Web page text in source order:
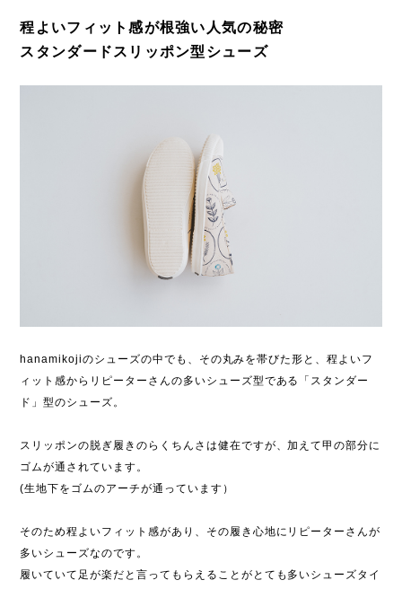
程よいフィット感が根強い人気の秘密
スタンダードスリッポン型シューズ
hanamikojiのシューズの中でも、その丸みを帯びた形と、程よいフ
ィット感からリピーターさんの多いシューズ型である「スタンダー
ド」型のシューズ。
スリッポンの脱ぎ履きのらくちんさは健在ですが、加えて甲の部分に
ゴムが通されています。
(生地下をゴムのアーチが通っています）
そのため程よいフィット感があり、その履き心地にリピーターさんが
多いシューズなのです。
履いていて足が楽だと言ってもらえることがとても多いシューズタイ